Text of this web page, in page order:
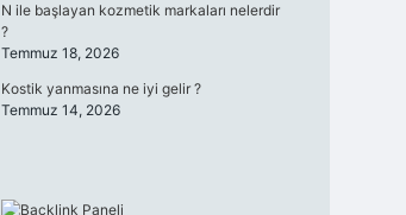
N ile başlayan kozmetik markaları nelerdir
?
Temmuz 18, 2026
Kostik yanmasına ne iyi gelir ?
Temmuz 14, 2026